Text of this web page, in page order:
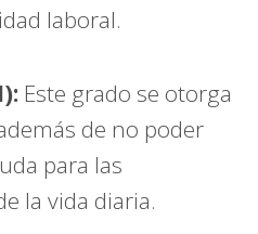
laboral.
Este grado se otorga
de no poder
para las
la vida diaria.